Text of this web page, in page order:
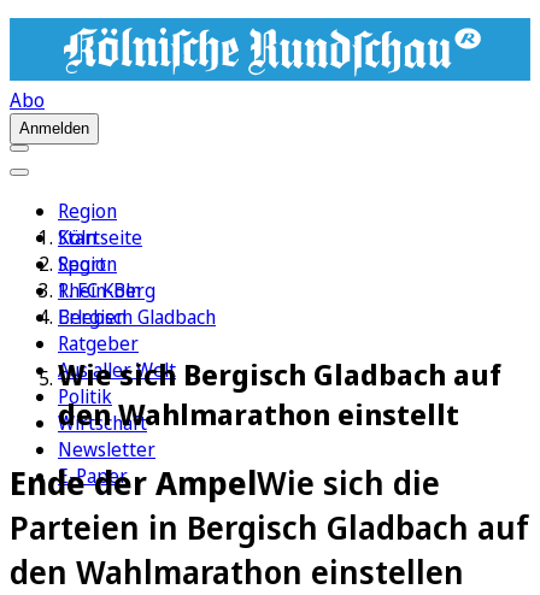
Abo
Anmelden
Region
Köln
Sport
1. FC Köln
Erleben
Ratgeber
Aus aller Welt
Politik
Wirtschaft
Newsletter
E-Paper
Startseite
Region
Rhein-Berg
Bergisch Gladbach
Wie sich Bergisch Gladbach auf
den Wahlmarathon einstellt
Ende der AmpelWie sich die
Parteien in Bergisch Gladbach auf
den Wahlmarathon einstellen